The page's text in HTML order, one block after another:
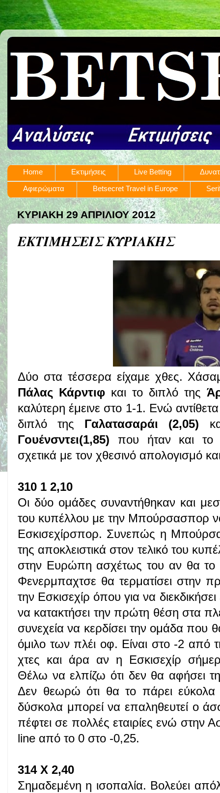
Home Εκτιμήσεις Live Betting
Αφιερώματα
Betsecret Travel in Europe
ΚΥΡΙΑΚΉ 29 ΑΠΡΙΛΊΟΥ 2012
ΕΚΤΙΜΗΣΕΙΣ ΚΥΡΙΑΚΗΣ
Δύο στα τέσσερα είχαμε χθες.
Πάλας Κάρντιφ και το διπλό της
καλύτερη έμεινε στο 1-1. Ενώ
διπλό της Γαλατασαράι (2,05)
Γουένσντει(1,85) που ήταν και το
σχετικά με τον χθεσινό απολογισμό
310 1 2,10
Οι δύο ομάδες συναντήθηκαν και
του κυπέλλου με την Μπούρσασπορ
Εσκισεχίρσπορ. Συνεπώς η
της αποκλειστικά στον τελικό του
στην Ευρώπη ασχέτως του αν θα το
Φενερμπαχτσε θα τερματίσει στην
την Εσκισεχίρ όπου για να
να κατακτήσει την πρώτη θέση στα
συνεχεία να κερδίσει την ομάδα που
όμιλο των πλέι οφ. Είναι στο -2 από
χτες και άρα αν η Εσκισεχίρ
Θέλω να ελπίζω ότι δεν θα αφήσει
Δεν θεωρώ ότι θα το πάρει εύκολα
δύσκολα μπορεί να επαληθευτεί ο
πέφτει σε πολλές εταιρίες ενώ στην
line από το 0 στο -0,25.
314 Χ 2,40
Σημαδεμένη η ισοπαλία. Βολεύει